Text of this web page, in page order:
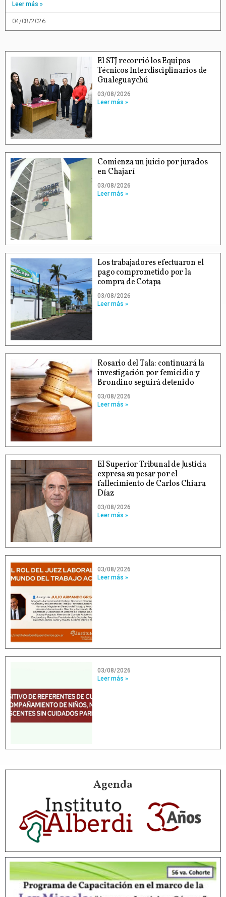
Leer más »
04/08/2026
El STJ recorrió los Equipos
Técnicos Interdisciplinarios de
Gualeguaychú
03/08/2026
Leer más »
Comienza un juicio por jurados
en Chajarí
03/08/2026
Leer más »
Los trabajadores efectuaron el
pago comprometido por la
compra de Cotapa
03/08/2026
Leer más »
Rosario del Tala: continuará la
investigación por femicidio y
Brondino seguirá detenido
03/08/2026
Leer más »
El Superior Tribunal de Justicia
expresa su pesar por el
fallecimiento de Carlos Chiara
Díaz
03/08/2026
Leer más »
03/08/2026
Leer más »
03/08/2026
Leer más »
Agenda